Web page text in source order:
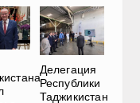
Делегация
Республики
Таджикистан